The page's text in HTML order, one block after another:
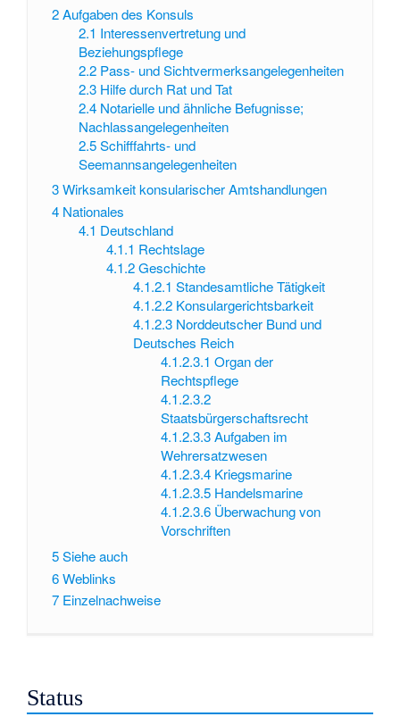
2Aufgaben des Konsuls
2.1 Interessenvertretung und
Beziehungspflege
2.2 Pass- und Sichtvermerksangelegenheiten
2.3 Hilfe durch Rat und Tat
2.4 Notarielle und ähnliche Befugnisse;
Nachlassangelegenheiten
2.5 Schifffahrts- und
Seemannsangelegenheiten
3Wirksamkeit konsularischer Amtshandlungen
4 Nationales
4.1 Deutschland
4.1.1 Rechtslage
4.1.2 Geschichte
4.1.2.1 Standesamtliche Tätigkeit
4.1.2.2 Konsulargerichtsbarkeit
4.1.2.3 Norddeutscher Bund und
Deutsches Reich
4.1.2.3.1 Organ der
Rechtspflege
4.1.2.3.2
Staatsbürgerschaftsrecht
4.1.2.3.3 Aufgaben im
Wehrersatzwesen
4.1.2.3.4 Kriegsmarine
4.1.2.3.5 Handelsmarine
4.1.2.3.6 Überwachung von
Vorschriften
5Siehe auch
6Weblinks
7 Einzelnachweise
Status